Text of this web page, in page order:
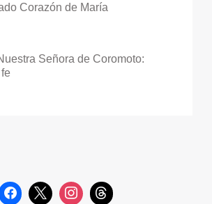
Corazón de María
Señora de Coromoto: